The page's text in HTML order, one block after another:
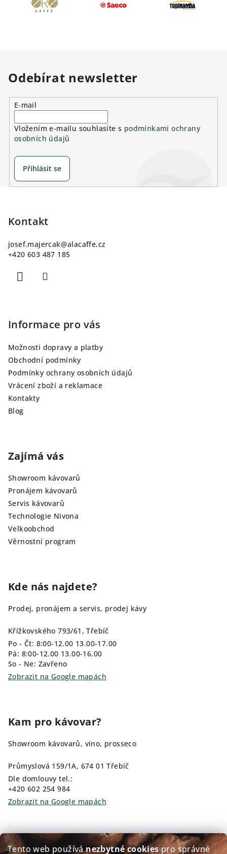
Tento web používánezbytné cookiespro správné
Odebírat newsletter
E-mail
Vložením e-mailu souhlasíte s podmínkami ochrany
osobních údajů
Přihlásit se
Kontakt
josef.majercak@alacaffe.cz
+420 603 487 185
Informace pro vás
Možnosti dopravy a platby
Obchodní podmínky
Podmínky ochrany osobních údajů
Vrácení zboží a reklamace
Kontakty
Blog
Zajímá vás
Showroom kávovarů
Pronájem kávovarů
Servis kávovarů
Technologie Nivona
Velkoobchod
Věrnostní program
Kde nás najdete?
Prodej, pronájem a servis, prodej kávy
Křížkovského 793/61, Třebíč
Po - Čt: 8:00-12.00 13.00-17.00
Pá: 8:00-12.00 13.00-16.00
So - Ne: Zavřeno
Zobrazit na Google mapách
Kam pro kávovar?
Showroom kávovarů, víno, prosseco
Průmyslová 159/1A, 674 01 Třebíč
Dle domlouvy tel.:
+420 602 254 984
Zobrazit na Google mapách
Kam pro kávu?